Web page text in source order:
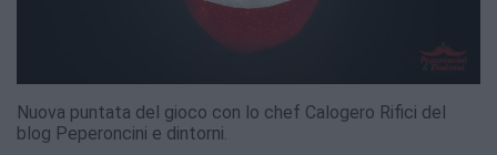
Nuova puntata del gioco con lo chef Calogero Rifici del
blog Peperoncini e dintorni.